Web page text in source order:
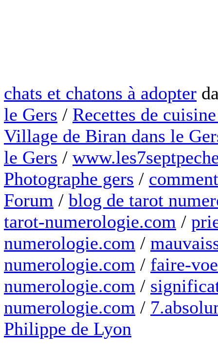
chats et chatons à adopter
le Gers / Recettes de
Village de Biran dans le
le Gers /
Photographe gers /
Forum / blog de tarot
tarot-numerologie.com /
numerologie.com /
numerologie.com / faire-
numerologie.com /
numerologie.com /
Philippe de Lyon